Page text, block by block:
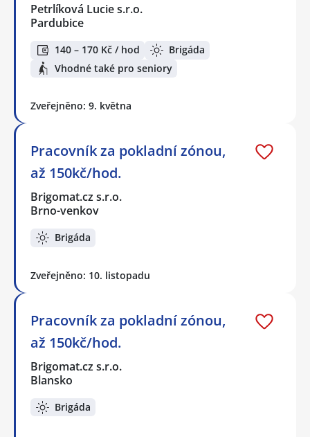
Petrlíková Lucie s.r.o.
Pardubice
140 – 170 Kč / hod
Brigáda
Vhodné také pro seniory
Zveřejněno: 9. května
Pracovník za pokladní zónou,
až 150kč/hod.
Brigomat.cz s.r.o.
Brno-venkov
Brigáda
Zveřejněno: 10. listopadu
Pracovník za pokladní zónou,
až 150kč/hod.
Brigomat.cz s.r.o.
Blansko
Brigáda